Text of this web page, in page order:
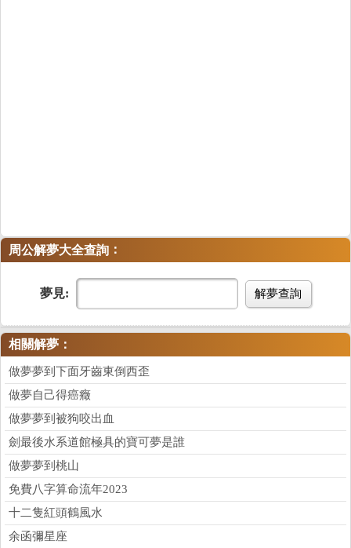
周公解夢大全查詢 ：
夢見: 解夢查詢
相關解夢：
做夢夢到下面牙齒東倒西歪
做夢自己得癌癥
做夢夢到被狗咬出血
劍最後水系道館極具的寶可夢是誰
做夢夢到桃山
免費八字算命流年2023
十二隻紅頭鶴風水
余函彌星座